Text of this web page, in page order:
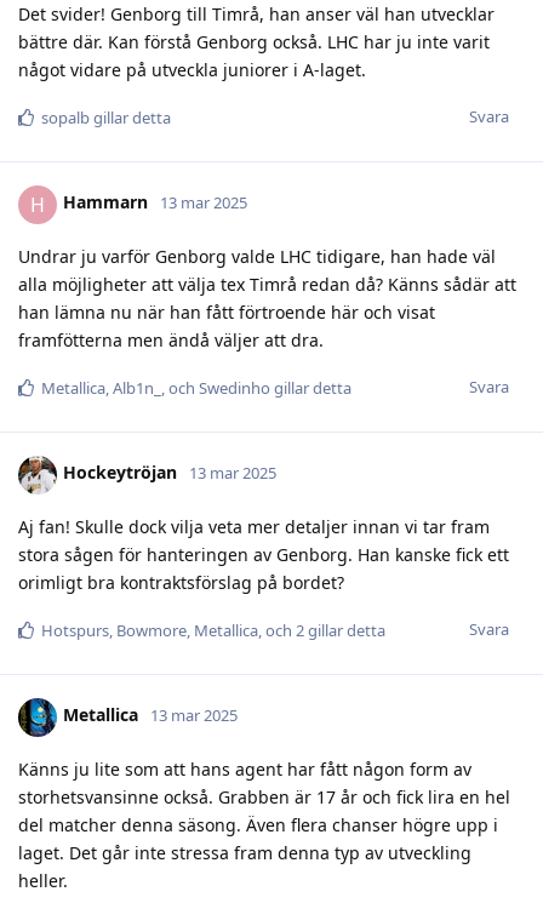
Det svider! Genborg till Timrå, han anser väl han utvecklar
bättre där. Kan förstå Genborg också. LHC har ju inte varit
något vidare på utveckla juniorer i A-laget.
Svara
sopalbgillar detta
H Hammarn 13 mar 2025
Undrar ju varför Genborg valde LHC tidigare, han hade väl
alla möjligheter att välja tex Timrå redan då? Känns sådär att
han lämna nu när han fått förtroende här och visat
framfötterna men ändå väljer att dra.
Svara
Metallica Alb1n_ , och Swedinho gillar detta
Hockeytröjan 13 mar 2025
Aj fan! Skulle dock vilja veta mer detaljer innan vi tar fram
stora sågen för hanteringen av Genborg. Han kanske fick ett
orimligt bra kontraktsförslag på bordet?
Svara
Hotspurs Bowmore Metallica , och 2gillar detta
Metallica 13 mar 2025
Känns ju lite som att hans agent har fått någon form av
storhetsvansinne också. Grabben är 17 år och fick lira en hel
del matcher denna säsong. Även flera chanser högre upp i
laget. Det går inte stressa fram denna typ av utveckling
heller.